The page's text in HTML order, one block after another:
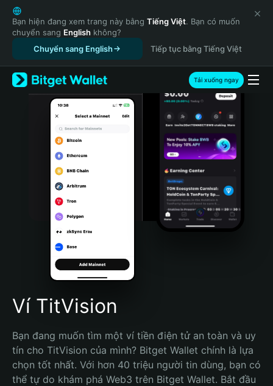
English
日本語
Tiếng Việt
Русский
Español (Latinoamérica)
Türkçe
Italiano
Português (Portugal)
Bahasa Indonesia
Português (Brasil)
Español (Argentina)
Bạn hiện đang xem trang này bằng Tiếng Việt. Bạn có muốn
chuyển sang English không?
Chuyển sang English
Tiếp tục bằng Tiếng Việt
Tải xuống ngay
Ví TitVision
Bạn đang muốn tìm một ví tiền điện tử an toàn và uy
tín cho TitVision của mình? Bitget Wallet chính là lựa
chọn tốt nhất. Với hơn 40 triệu người tin dùng, bạn có
thể tự do khám phá Web3 trên Bitget Wallet. Bắt đầu